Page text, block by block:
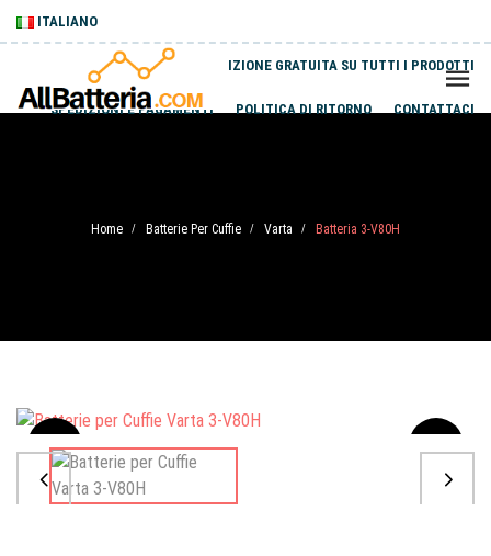
ITALIANO
SPEDIZIONE GRATUITA SU TUTTI I PRODOTTI
SPEDIZIONI E PAGAMENTI POLITICA DI RITORNO CONTATTACI
Home / Batterie Per Cuffie / Varta / Batteria 3-V80H
Sale